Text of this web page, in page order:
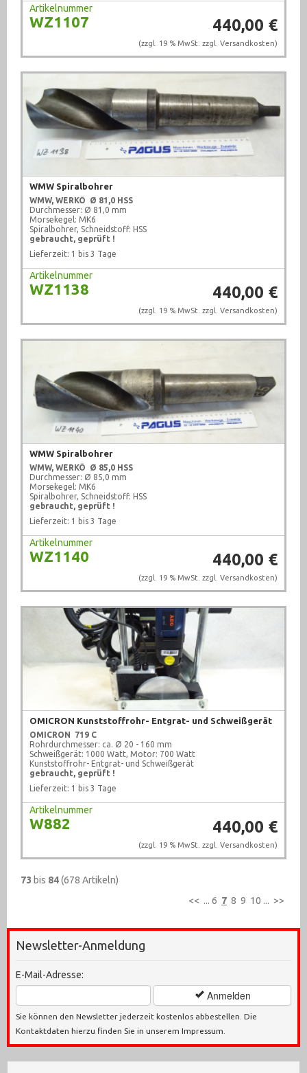
Artikelnummer
WZ1107 440,00 €
(zzgl. 19 % MwSt. zzgl. Versandkosten)
WMW Spiralbohrer
WMW, WERKÖ Ø 81,0 HSS
Durchmesser: Ø 81,0 mm
Morsekegel: MK6
Spiralbohrer, Schneidstoff: HSS
gebraucht, geprüft !
Lieferzeit: 1 bis 3 Tage
Artikelnummer
WZ1138 440,00 €
(zzgl. 19 % MwSt. zzgl. Versandkosten)
WMW Spiralbohrer
WMW, WERKÖ Ø 85,0 HSS
Durchmesser: Ø 85,0 mm
Morsekegel: MK6
Spiralbohrer, Schneidstoff: HSS
gebraucht, geprüft !
Lieferzeit: 1 bis 3 Tage
Artikelnummer
WZ1140 440,00 €
(zzgl. 19 % MwSt. zzgl. Versandkosten)
OMICRON Kunststoffrohr- Entgrat- und Schweißgerät
OMICRON
719 C
Rohrdurchmesser: ca. Ø 20 - 160 mm
Schweißgerät: 1000 Watt, Motor: 700 Watt
Kunststoffrohr- Entgrat- und Schweißgerät
gebraucht, geprüft !
Lieferzeit: 1 bis 3 Tage
Artikelnummer
W882 440,00 €
(zzgl. 19 % MwSt. zzgl. Versandkosten)
73 bis 84(678 Artikeln)
<< ... 6 7 8 9 10 ... >>
Newsletter-Anmeldung
E-Mail-Adresse:
Anmelden
Sie können den Newsletter jederzeit kostenlos abbestellen. Die
Kontaktdaten hierzu finden Sie in unserem Impressum.